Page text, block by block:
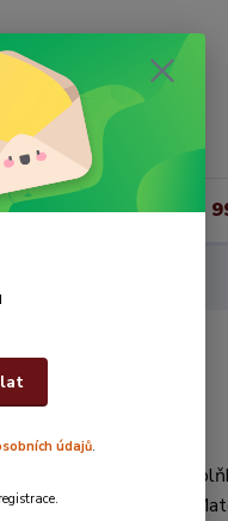
79,9 Kč Vše za
Povlak na polštářek
dekoraci tak prakticky.
údajů.